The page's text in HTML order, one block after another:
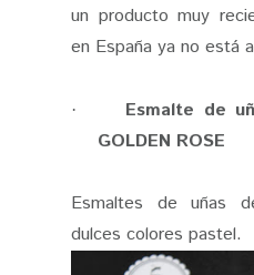
un producto muy
en España ya no está
·
Esmalte de
GOLDEN ROSE
Esmaltes de uñas
dulces colores pastel.